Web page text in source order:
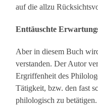
auf die allzu
Enttäuschte
Aber in diesem Buch
verstanden. Der Autor
Ergriffenheit des
Tätigkeit, bzw. den fast
philologisch zu